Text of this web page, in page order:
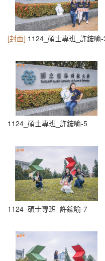
[封面] 1124_碩士專班_許鋐喻-3
1124_碩士專班_許鋐喻-5
1124_碩士專班_許鋐喻-7